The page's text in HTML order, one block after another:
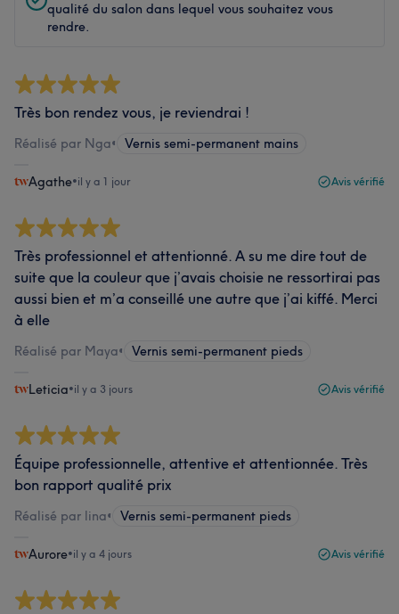
qualité du salon dans lequel vous souhaitez vous
rendre.
Très bon rendez vous, je reviendrai !
Réalisé par Nga• Vernis semi-permanent mains
Agathe•il y a 1 jour Avis vérifié
Très professionnel et attentionné. A su me dire tout de
suite que la couleur que j’avais choisie ne ressortirai pas
aussi bien et m’a conseillé une autre que j’ai kiffé. Merci
à elle
Réalisé par Maya• Vernis semi-permanent pieds
Leticia•il y a 3 jours Avis vérifié
Équipe professionnelle, attentive et attentionnée. Très
bon rapport qualité prix
Réalisé par lina• Vernis semi-permanent pieds
Aurore•il y a 4 jours Avis vérifié